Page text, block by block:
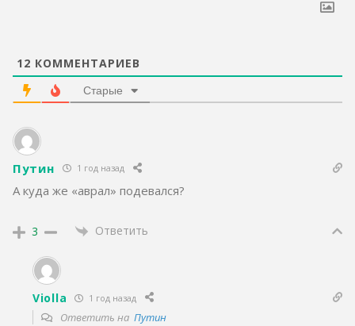
12 КОММЕНТАРИЕВ
Старые
Путин 1 год назад
А куда же «аврал» подевался?
3 Ответить
Violla 1 год назад
Ответить на Путин